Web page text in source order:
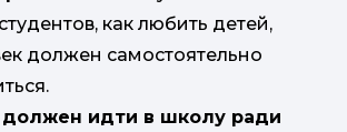
как любить детей,
должен самостоятельно
должен идти в школу ради